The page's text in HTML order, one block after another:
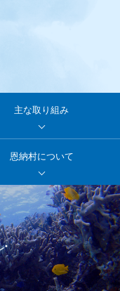
主な取り組み
恩納村について